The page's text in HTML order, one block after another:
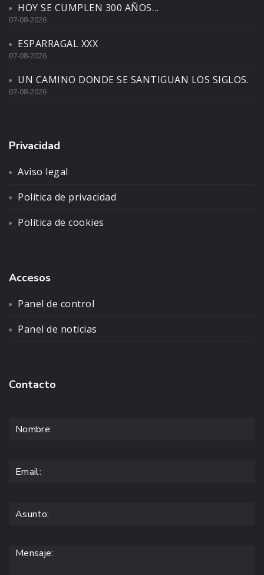
HOY SE CUMPLEN 300 AÑOS…
07-08-2026
ESPARRAGAL XXX
07-08-2026
UN CAMINO DONDE SE SANTIGUAN LOS SIGLOS.
07-08-2026
Privacidad
Aviso legal
Política de privacidad
Política de cookies
Accesos
Panel de control
Panel de noticias
Contacto